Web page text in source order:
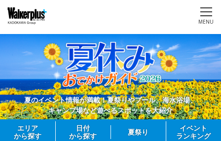
MENU
夏のイベント情報が満載！夏祭りやプール、海水浴場、
キャンプ場など遊べるスポットを大紹介
エリア
から探す
日付
から探す
夏祭り
イベント
ランキング